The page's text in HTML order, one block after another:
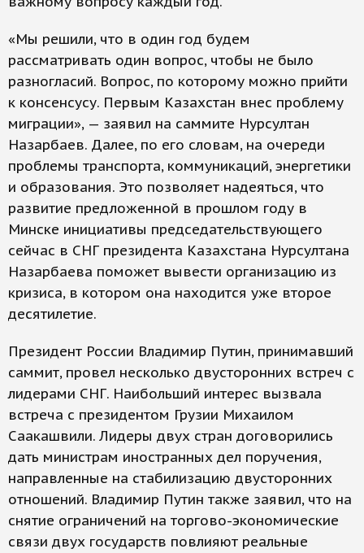
«Мы решили, что в один год будем
рассматривать один вопрос, чтобы не было
разногласий. Вопрос, по которому можно прийти
к консенсусу. Первым Казахстан внес проблему
миграции», — заявил на саммите Нурсултан
Назарбаев. Далее, по его словам, на очереди
проблемы транспорта, коммуникаций, энергетики
и образования. Это позволяет надеяться, что
развитие предложенной в прошлом году в
Минске инициативы председательствующего
сейчас в СНГ президента Казахстана Нурсултана
Назарбаева поможет вывести организацию из
кризиса, в котором она находится уже второе
десятилетие.
Президент России Владимир Путин, принимавший
саммит, провел несколько двусторонних встреч с
лидерами СНГ. Наибольший интерес вызвала
встреча с президентом Грузии Михаилом
Саакашвили. Лидеры двух стран договорились
дать министрам иностранных дел поручения,
направленные на стабилизацию двусторонних
отношений. Владимир Путин также заявил, что на
снятие ограничений на торгово-экономические
связи двух государств повлияют реальные